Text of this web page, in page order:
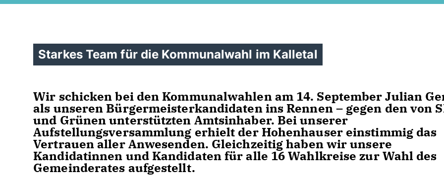
Starkes Team für die Kommunalwahl im Kalletal
Wir schicken bei den Kommunalwahlen am 14. September Julian
als unseren Bürgermeisterkandidaten ins Rennen – gegen den von
und Grünen unterstützten Amtsinhaber. Bei unserer
Aufstellungsversammlung erhielt der Hohenhauser einstimmig das
Vertrauen aller Anwesenden. Gleichzeitig haben wir unsere
Kandidatinnen und Kandidaten für alle 16 Wahlkreise zur Wahl des
Gemeinderates aufgestellt.